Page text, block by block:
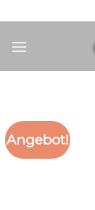
to
content
Angebot!